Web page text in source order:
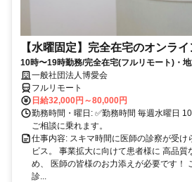
【水曜固定】完全在宅のオンラ
10時〜19時勤務/完全在宅(フルリモート)・
業務一般社団法人博愛会
フルリモート
日給32,000円～80,000円
勤務時間・曜日: ✅勤務時間 毎週水曜日
ご相談に乗れます。
仕事内容: スキマ時間に医師の診察が受け
ビス。 事業拡大に向けて患者様に 高品質
め、 医師の皆様のお力添えが必要です！
診...